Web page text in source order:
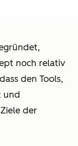
noch relativ
den Tools,
und
der